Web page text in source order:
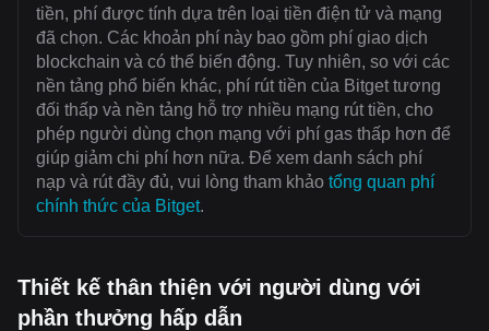
tiền, phí được tính dựa trên loại tiền điện tử và mạng
đã chọn. Các khoản phí này bao gồm phí giao dịch
blockchain và có thể biến động. Tuy nhiên, so với các
nền tảng phổ biến khác, phí rút tiền của Bitget tương
đối thấp và nền tảng hỗ trợ nhiều mạng rút tiền, cho
phép người dùng chọn mạng với ‌phí gas thấp hơn để
giúp giảm chi phí hơn nữa. Để xem danh sách phí
nạp và rút đầy đủ, vui lòng tham khảo tổng quan phí
chính thức của Bitget.
Thiết kế thân thiện với người dùng với
phần thưởng hấp dẫn